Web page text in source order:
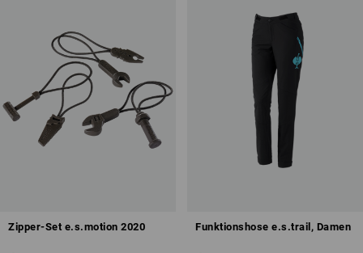
Zipper-Set e.s.motion 2020 Funktionshose e.s.trail, Damen